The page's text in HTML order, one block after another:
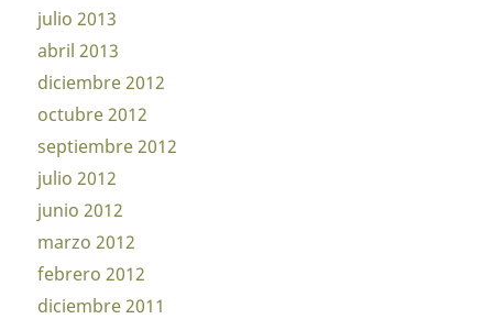
julio 2013
abril 2013
diciembre 2012
octubre 2012
septiembre 2012
julio 2012
junio 2012
marzo 2012
febrero 2012
diciembre 2011